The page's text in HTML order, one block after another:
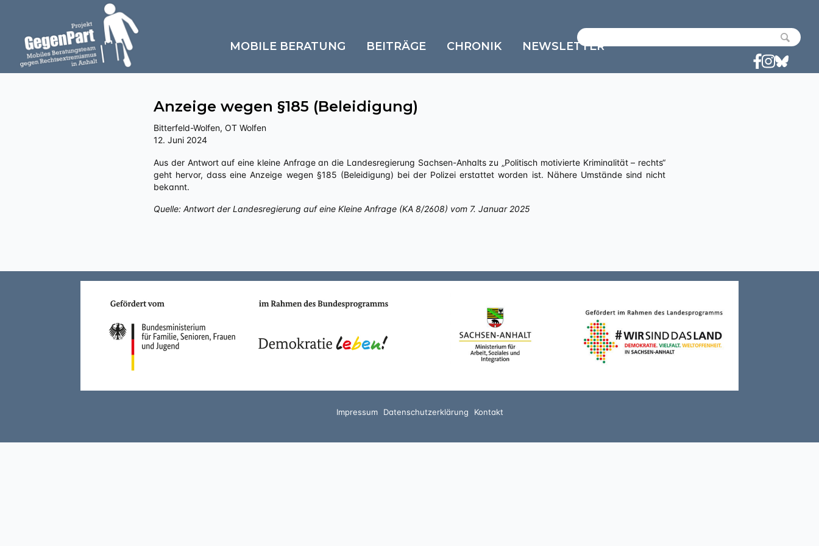
MOBILE BERATUNG BEITRÄGE CHRONIK NEWSLETTER
Anzeige wegen §185 (Beleidigung)
Bitterfeld-Wolfen, OT Wolfen
12. Juni 2024
Aus der Antwort auf eine kleine Anfrage an die Landesregierung Sachsen-Anhalts zu „Politisch motivierte Kriminalität – rechts“
geht hervor, dass eine Anzeige wegen §185 (Beleidigung) bei der Polizei erstattet worden ist. Nähere Umstände sind nicht
bekannt.
Quelle: Antwort der Landesregierung auf eine Kleine Anfrage (KA 8/2608) vom 7. Januar 2025
Impressum Datenschutzerklärung Kontakt